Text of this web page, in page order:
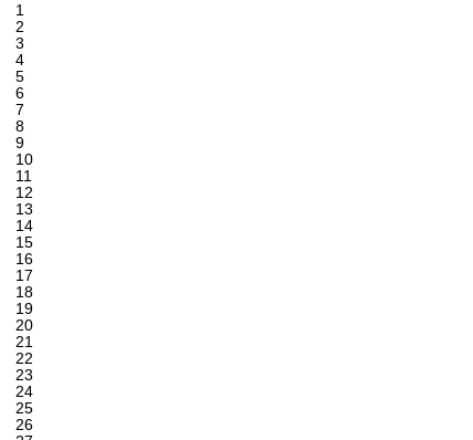
1
2
3
4
5
6
7
8
9
10
11
12
13
14
15
16
17
18
19
20
21
22
23
24
25
26